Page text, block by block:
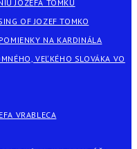
JOZEFA TOMKU
OF JOZEF TOMKO
NA KARDINÁLA
VEĽKÉHO SLOVÁKA VO
VRABLECA